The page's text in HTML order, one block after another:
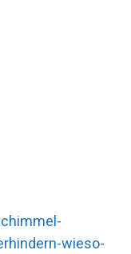
wieso-